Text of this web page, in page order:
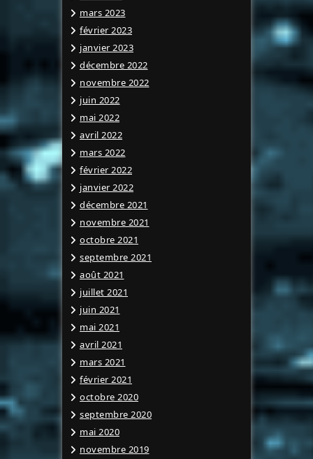
mars 2023
février 2023
janvier 2023
décembre 2022
novembre 2022
juin 2022
mai 2022
avril 2022
mars 2022
février 2022
janvier 2022
décembre 2021
novembre 2021
octobre 2021
septembre 2021
août 2021
juillet 2021
juin 2021
mai 2021
avril 2021
mars 2021
février 2021
octobre 2020
septembre 2020
mai 2020
novembre 2019